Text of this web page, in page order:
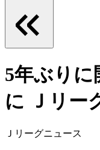
5年ぶりに
に Ｊリー
Ｊリーグニュース